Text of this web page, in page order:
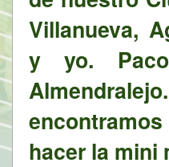
Villanueva,
y yo.
hacer la mini